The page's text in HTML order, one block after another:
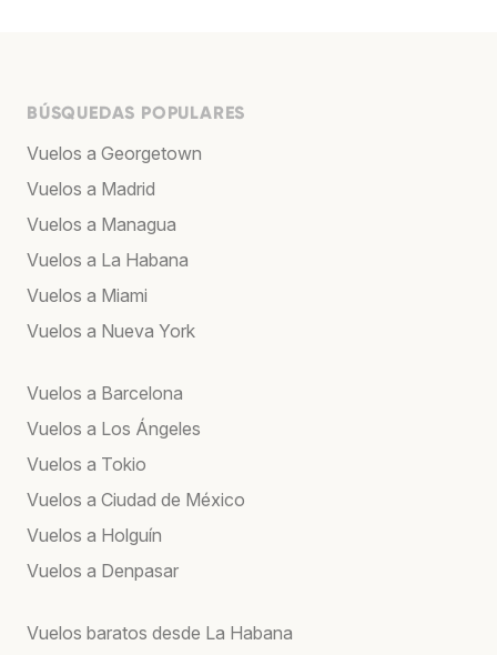
BÚSQUEDAS POPULARES
Vuelos a Georgetown
Vuelos a Madrid
Vuelos a Managua
Vuelos a La Habana
Vuelos a Miami
Vuelos a Nueva York
Vuelos a Barcelona
Vuelos a Los Ángeles
Vuelos a Tokio
Vuelos a Ciudad de México
Vuelos a Holguín
Vuelos a Denpasar
Vuelos baratos desde La Habana